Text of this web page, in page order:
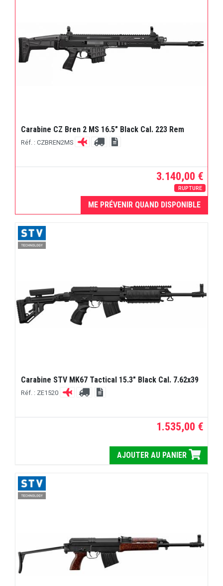
Carabine CZ Bren 2 MS 16.5" Black Cal. 223 Rem
Réf. : CZBREN2MS
3.140,00 €
RUPTURE
ME PRÉVENIR QUAND DISPONIBLE
Carabine STV MK67 Tactical 15.3" Black Cal. 7.62x39
Réf. : ZE1520
1.535,00 €
AJOUTER AU PANIER